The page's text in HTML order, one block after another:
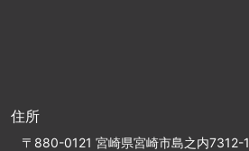
住所
〒880-0121 宮崎県宮崎市島之内7312-1